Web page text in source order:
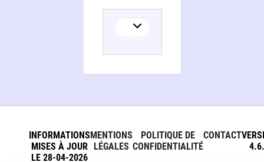
INFORMATIONS
MISES À JOUR
LE 28-04-2026
MENTIONS
LÉGALES
POLITIQUE DE
CONFIDENTIALITÉ
CONTACT